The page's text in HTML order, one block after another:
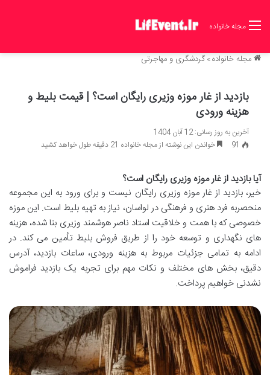
مجله خانواده
مجله خانواده»گردشگری و مهاجرتی
بازدید از غار موزه وزیری رایگان است؟ | قیمت بلیط و
هزینه ورودی
آخرین به روز رسانی: 12 آبان 1404
91
خواندن این نوشته از مجله خانواده 21 دقیقه طول خواهد کشید
آیا بازدید از غار موزه وزیری رایگان است؟
خیر، بازدید از غار موزه وزیری رایگان نیست و برای ورود به این مجموعه
منحصربه فرد هنری و فرهنگی در لواسان، نیاز به تهیه بلیط است. این موزه
خصوصی که با همت و خلاقیت استاد ناصر هوشمند وزیری بنا شده، هزینه
های نگهداری و توسعه خود را از طریق فروش بلیط تأمین می کند. در
ادامه به تمامی جزئیات مربوط به هزینه ورودی، ساعات بازدید، آدرس
دقیق، بخش های مختلف و نکات مهم برای تجربه یک بازدید فراموش
نشدنی خواهیم پرداخت.